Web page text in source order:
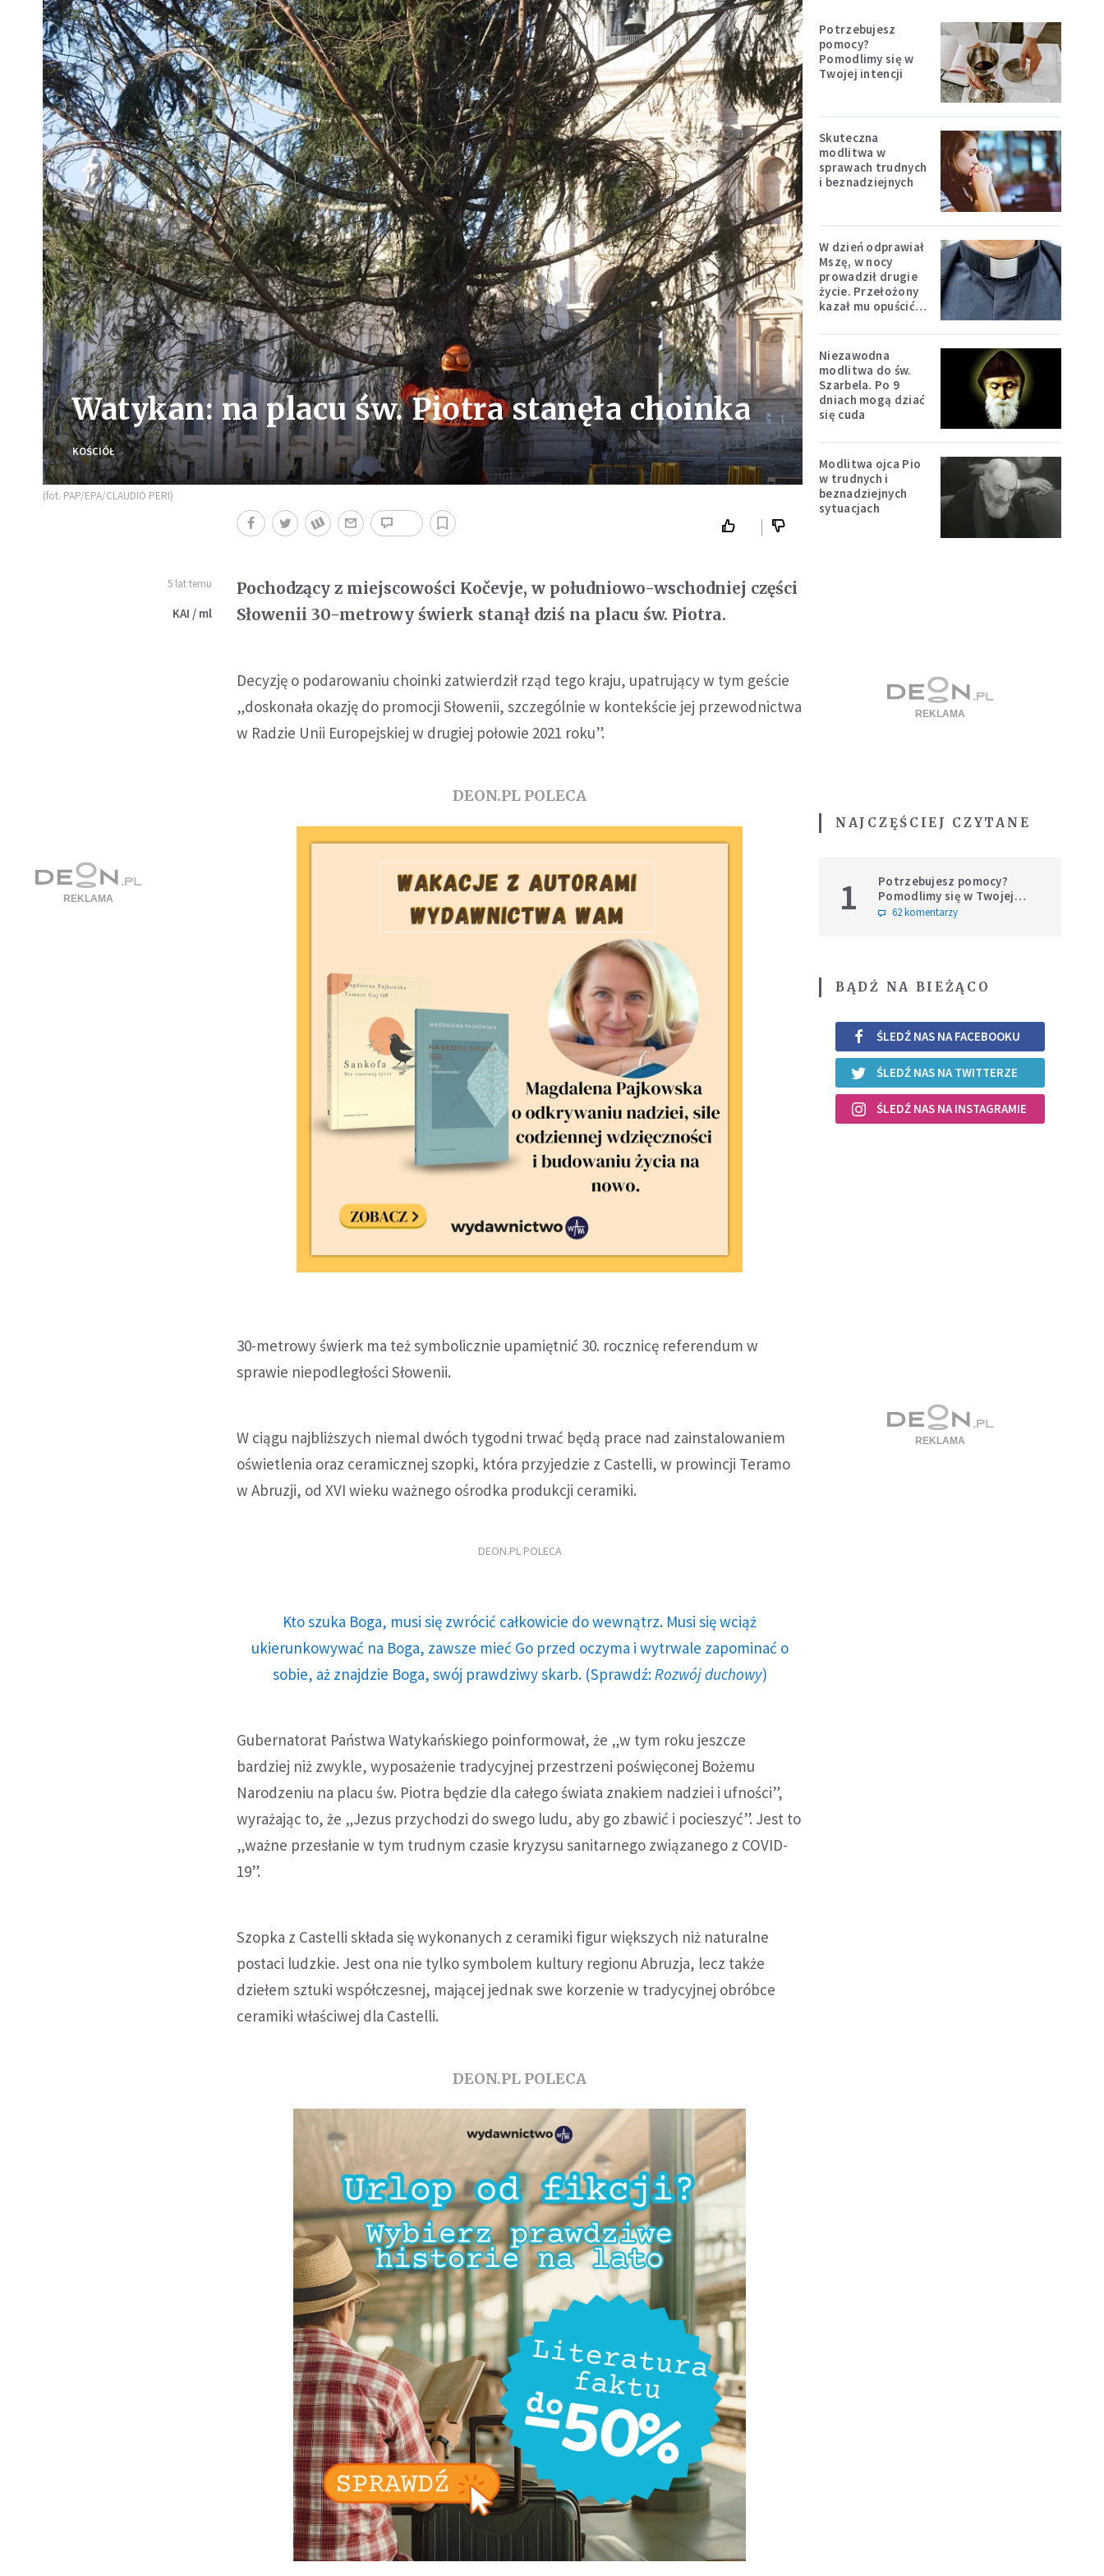
Watykan: na placu św. Piotra stanęła choinka
KOŚCIÓŁ
(fot. PAP/EPA/CLAUDIO PERI)
5 lat temu
KAI / ml
Pochodzący z miejscowości Kočevje, w południowo-wschodniej części
Słowenii 30-metrowy świerk stanął dziś na placu św. Piotra.
Decyzję o podarowaniu choinki zatwierdził rząd tego kraju, upatrujący w tym geście
„doskonała okazję do promocji Słowenii, szczególnie w kontekście jej przewodnictwa
w Radzie Unii Europejskiej w drugiej połowie 2021 roku”.
DEON.PL POLECA
30-metrowy świerk ma też symbolicznie upamiętnić 30. rocznicę referendum w
sprawie niepodległości Słowenii.
W ciągu najbliższych niemal dwóch tygodni trwać będą prace nad zainstalowaniem
oświetlenia oraz ceramicznej szopki, która przyjedzie z Castelli, w prowincji Teramo
w Abruzji, od XVI wieku ważnego ośrodka produkcji ceramiki.
DEON.PL POLECA
Kto szuka Boga, musi się zwrócić całkowicie do wewnątrz. Musi się wciąż
ukierunkowywać na Boga, zawsze mieć Go przed oczyma i wytrwale zapominać o
sobie, aż znajdzie Boga, swój prawdziwy skarb. (Sprawdź: Rozwój duchowy)
Gubernatorat Państwa Watykańskiego poinformował, że „w tym roku jeszcze
bardziej niż zwykle, wyposażenie tradycyjnej przestrzeni poświęconej Bożemu
Narodzeniu na placu św. Piotra będzie dla całego świata znakiem nadziei i ufności”,
wyrażając to, że „Jezus przychodzi do swego ludu, aby go zbawić i pocieszyć”. Jest to
„ważne przesłanie w tym trudnym czasie kryzysu sanitarnego związanego z COVID-
19”.
Szopka z Castelli składa się wykonanych z ceramiki figur większych niż naturalne
postaci ludzkie. Jest ona nie tylko symbolem kultury regionu Abruzja, lecz także
dziełem sztuki współczesnej, mającej jednak swe korzenie w tradycyjnej obróbce
ceramiki właściwej dla Castelli.
DEON.PL POLECA
Potrzebujesz
pomocy?
Pomodlimy się w
Twojej intencji
Skuteczna
modlitwa w
sprawach trudnych
i beznadziejnych
W dzień odprawiał
Mszę, w nocy
prowadził drugie
życie. Przełożony
kazał mu opuścić
Niezawodna
modlitwa do św.
Szarbela. Po 9
dniach mogą dziać
się cuda
Modlitwa ojca Pio
w trudnych i
beznadziejnych
sytuacjach
NAJCZĘŚCIEJ CZYTANE
1
Potrzebujesz pomocy?
Pomodlimy się w Twojej
intencji
62 komentarzy
BĄDŹ NA BIEŻĄCO
ŚLEDŹ NAS NA FACEBOOKU
ŚLEDŹ NAS NA TWITTERZE
ŚLEDŹ NAS NA INSTAGRAMIE